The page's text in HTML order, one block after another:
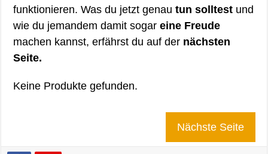
funktionieren. Was du jetzt genautun solltest und
wie du jemandem damit sogar eine Freude
machen kannst, erfährst du auf der nächsten
Seite.
Keine Produkte gefunden.
Nächste Seite